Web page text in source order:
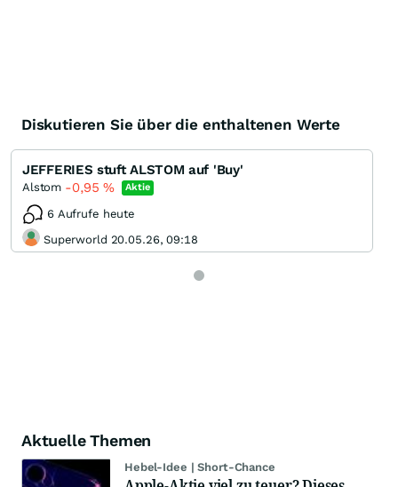
Diskutieren Sie über die enthaltenen Werte
JEFFERIES stuft ALSTOM auf 'Buy'
Alstom -0,95% Aktie
6 Aufrufe heute
Superworld 20.05.26, 09:18
Aktuelle Themen
Hebel-Idee | Short-Chance